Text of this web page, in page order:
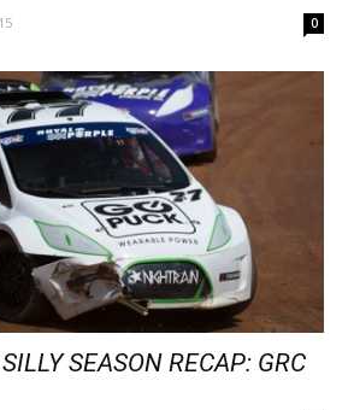
0
SEASON RECAP: GRC